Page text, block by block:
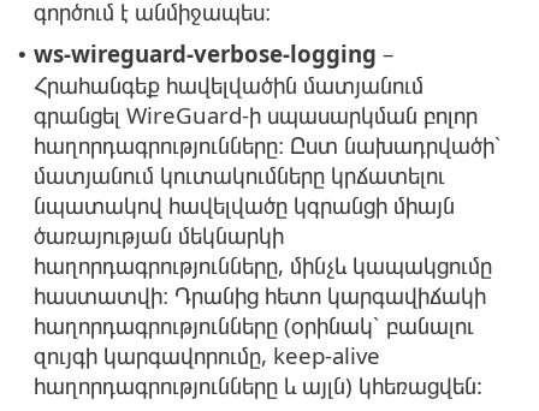
գործում է անմիջապես։
• ws-wireguard-verbose-logging –
Հրահանգեք հավելվածին մատյանում
գրանցել WireGuard-ի սպասարկման բոլոր
հաղորդագրությունները։ Ըստ նախադրվածի՝
մատյանում կուտակումները կրճատելու
նպատակով հավելվածը կգրանցի միայն
ծառայության մեկնարկի
հաղորդագրությունները, մինչև կապակցումը
հաստատվի։ Դրանից հետո կարգավիճակի
հաղորդագրությունները (օրինակ՝ բանալու
զույգի կարգավորումը, keep-alive
հաղորդագրությունները և այլն) կհեռացվեն: